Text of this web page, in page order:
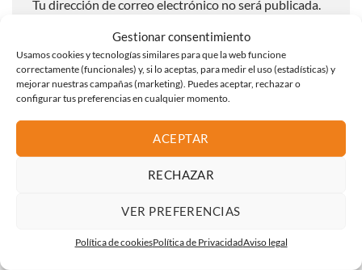
Gestionar consentimiento
Usamos cookies y tecnologías similares para que la web funcione
correctamente (funcionales) y, si lo aceptas, para medir el uso (estadísticas) y
mejorar nuestras campañas (marketing). Puedes aceptar, rechazar o
configurar tus preferencias en cualquier momento.
ACEPTAR
RECHAZAR
VER PREFERENCIAS
Política de cookiesPolítica de PrivacidadAviso legal
Tu dirección de correo electrónico no será publicada.
Comentario*